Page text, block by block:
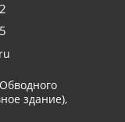
здание),